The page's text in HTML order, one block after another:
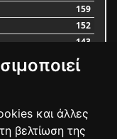
και άλλες
βελτίωση της
159
152
143